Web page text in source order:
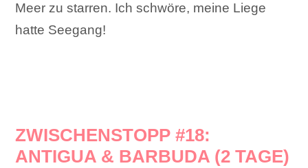
Meer zu starren. Ich schwöre, meine Liege
hatte Seegang!
ZWISCHENSTOPP #18:
ANTIGUA & BARBUDA (2 TAGE)